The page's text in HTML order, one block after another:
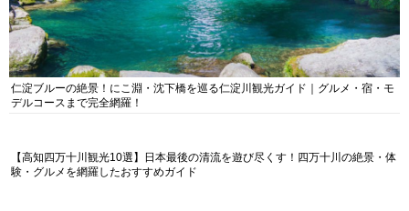
仁淀ブルーの絶景！にこ淵・沈下橋を巡る仁淀川観光ガイド｜グルメ・宿・モ
デルコースまで完全網羅！
【高知四万十川観光10選】日本最後の清流を遊び尽くす！四万十川の絶景・体
験・グルメを網羅したおすすめガイド